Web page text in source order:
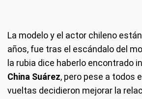
La modelo y el actor chileno
años, fue tras el escándalo del
la rubia dice haberlo encontrado
China Suárez, pero pese a todos
vueltas decidieron mejorar la